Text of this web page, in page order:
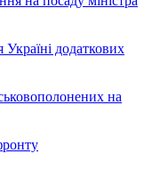
додаткових
на